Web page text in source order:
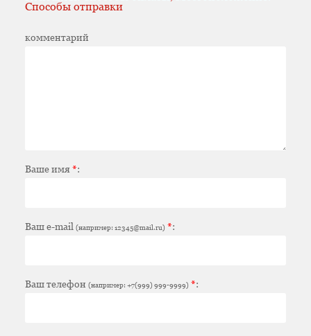
Способы отправки
комментарий
Ваше имя*:
Ваш e-mail (например: 12345@mail.ru) *:
Ваш телефон (например: +7(999) 999-9999) *: